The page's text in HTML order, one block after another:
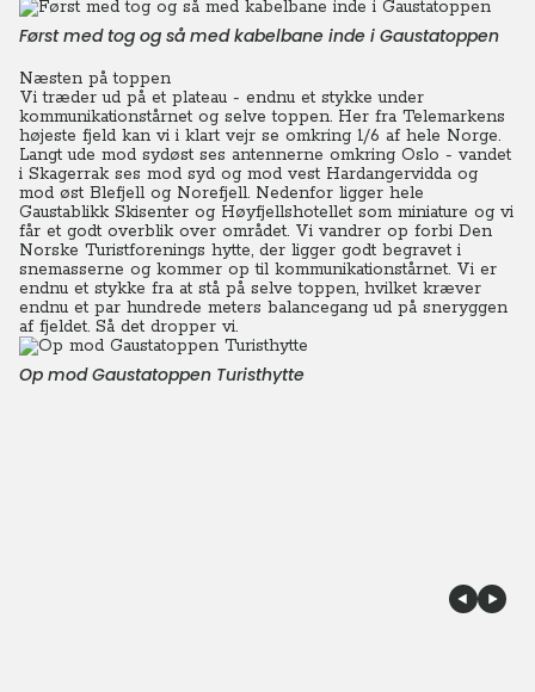
Først med tog og så med kabelbane inde i Gaustatoppen
Næsten på toppen
Vi træder ud på et plateau - endnu et stykke under
kommunikationstårnet og selve toppen. Her fra Telemarkens
højeste fjeld kan vi i klart vejr se omkring 1/6 af hele Norge.
Langt ude mod sydøst ses antennerne omkring Oslo - vandet
i Skagerrak ses mod syd og mod vest Hardangervidda og
mod øst Blefjell og Norefjell. Nedenfor ligger hele
Gaustablikk Skisenter og Høyfjellshotellet som miniature og vi
får et godt overblik over området. Vi vandrer op forbi Den
Norske Turistforenings hytte, der ligger godt begravet i
snemasserne og kommer op til kommunikationstårnet. Vi er
endnu et stykke fra at stå på selve toppen, hvilket kræver
endnu et par hundrede meters balancegang ud på sneryggen
af fjeldet. Så det dropper vi.
Op mod Gaustatoppen Turisthytte